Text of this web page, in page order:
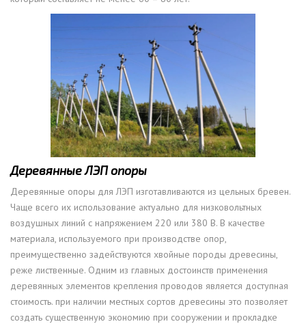
Деревянные ЛЭП опоры
Деревянные опоры для ЛЭП изготавливаются из цельных бревен.
Чаще всего их использование актуально для низковольтных
воздушных линий с напряжением 220 или 380 В. В качестве
материала, используемого при производстве опор,
преимущественно задействуются хвойные породы древесины,
реже лиственные. Одним из главных достоинств применения
деревянных элементов крепления проводов является доступная
стоимость. при наличии местных сортов древесины это позволяет
создать существенную экономию при сооружении и прокладке